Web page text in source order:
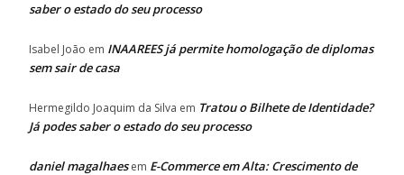
saber o estado do seu processo
Isabel João em INAAREES já permite homologação de diplomas
sem sair de casa
Hermegildo Joaquim da Silva em Tratou o Bilhete de Identidade?
Já podes saber o estado do seu processo
daniel magalhaesem E-Commerce em Alta: Crescimento de